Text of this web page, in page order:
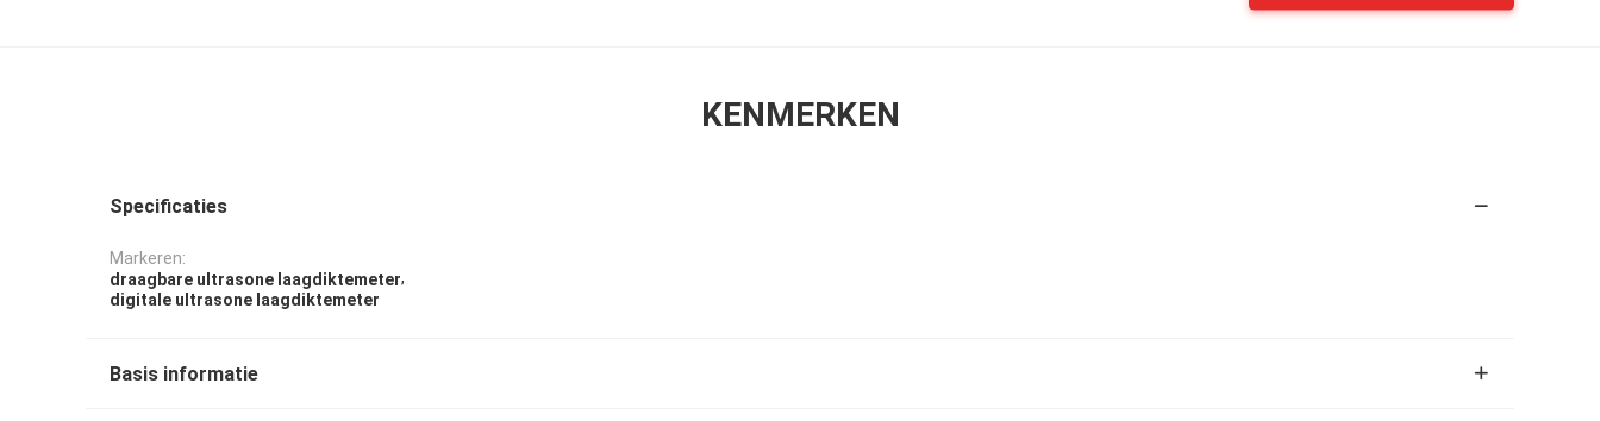
KENMERKEN
Specificaties
Markeren:
draagbare ultrasone laagdiktemeter,
digitale ultrasone laagdiktemeter
Basis informatie